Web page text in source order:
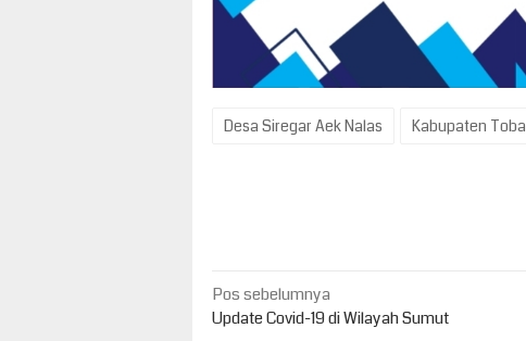
Desa Siregar Aek Nalas Kabupaten Toba
Navigasi
pos
Pos sebelumnya
Update Covid-19 di Wilayah Sumut